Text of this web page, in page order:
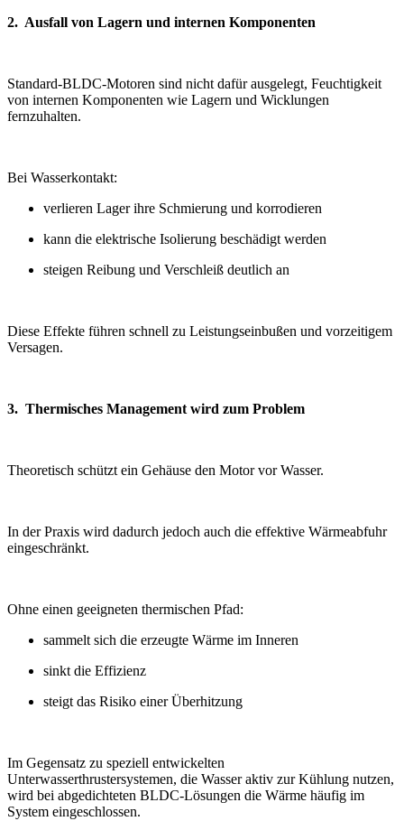
2. Ausfall von Lagern und internen Komponenten
Standard-BLDC-Motoren sind nicht dafür ausgelegt, Feuchtigkeit
von internen Komponenten wie Lagern und Wicklungen
fernzuhalten.
Bei Wasserkontakt:
verlieren Lager ihre Schmierung und korrodieren
kann die elektrische Isolierung beschädigt werden
steigen Reibung und Verschleiß deutlich an
Diese Effekte führen schnell zu Leistungseinbußen und vorzeitigem
Versagen.
3. Thermisches Management wird zum Problem
Theoretisch schützt ein Gehäuse den Motor vor Wasser.
In der Praxis wird dadurch jedoch auch die effektive Wärmeabfuhr
eingeschränkt.
Ohne einen geeigneten thermischen Pfad:
sammelt sich die erzeugte Wärme im Inneren
sinkt die Effizienz
steigt das Risiko einer Überhitzung
Im Gegensatz zu speziell entwickelten
Unterwasserthrustersystemen, die Wasser aktiv zur Kühlung nutzen,
wird bei abgedichteten BLDC-Lösungen die Wärme häufig im
System eingeschlossen.